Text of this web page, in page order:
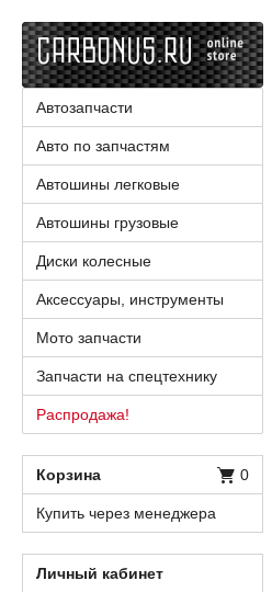
Автозапчасти
Авто по запчастям
Автошины легковые
Автошины грузовые
Диски колесные
Аксессуары, инструменты
Мото запчасти
Запчасти на спецтехнику
Распродажа!
Корзина 0
Купить через менеджера
Личный кабинет